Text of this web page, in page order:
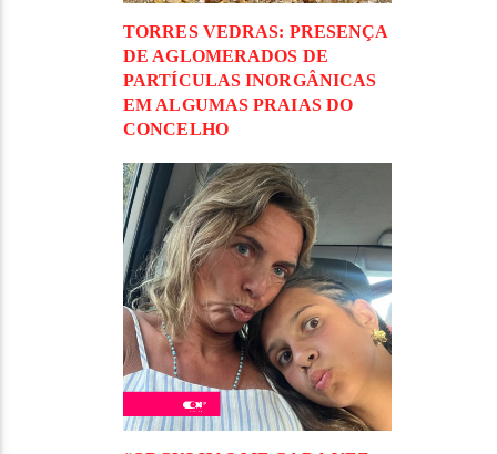
TORRES VEDRAS: PRESENÇA
DE AGLOMERADOS DE
PARTÍCULAS INORGÂNICAS
EM ALGUMAS PRAIAS DO
CONCELHO